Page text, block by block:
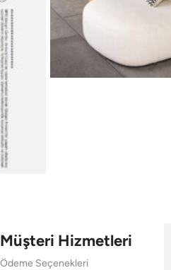
Müşteri Hizmetleri
Ödeme Seçenekleri